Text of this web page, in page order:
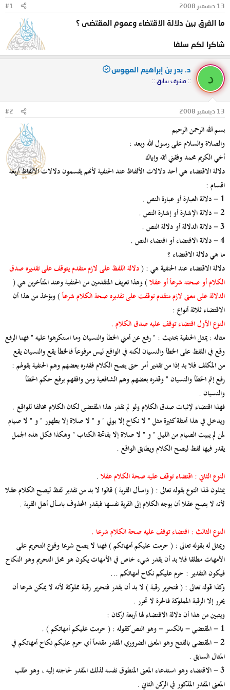
و
و
ء
13 ديسمبر 2008 #1
ما الفرق بين دلالة الاقتضاء وعموم المقتضى ؟
شاكرا لكم سلفا
د
د. بدر بن إبراهيم المهوس
:: مشرف سابق ::
13 ديسمبر 2008 #2
بسم الله الرحمن الرحيم
والصلاة والسلام على رسول الله وبعد :
أخي الكريم محمد وفقني الله وإياك
دلالة الاقتضاء هي أحد دلالات الألفاظ عند الحنفية لأنهم يقسمون دلالات الألفاظ أربعة
اقسام :
1 - دلالة العبارة أو عبارة النص .
2 - دلالة الإشارة أو إشارة النص .
3 - دلالة الدلالة أو دلالة النص .
4 - دلالة الاقتضاء أو اقتضاء النص .
ما هي دلالة الاقتضاء ؟
دلالة الاقتضاء عند الحنفية هي : (دلالة اللفظ على لازم متقدم يتوقف على تقديره صدق
الكلام أو صحته شرعاً أو عقلا) وهذا تعريف المتقدمين من الحنفية وعند المتأخرين هي (
الدلالة على معنى لازم متقدم توقفت على تقديره صحة الكلام شرعاً) ويؤخذ من هذا أن
الاقتضاء ثلاثة أنواع :
النوع الأول اقتضاء توقف عليه صدق الكلام .
مثاله : يمثل الحنفية بحديث : " رفع عن أمتي الخطأ والنسيان وما استكرهوا عليه " فهنا الرفع
وقع في اللفظ على الخطأ والنسيان لكنه في الواقع ليس مرفوعاً فالخطأ يقع والنسيان يقع
من المكلف فلا بد إذا من تقدير أمر حتى يصح الكلام فقدره بعضهم وهم الحنفية بقولهم :
رفع إثم الخطأ والنسيان " وقدره بعضهم وهم الشافعية ومن وافقهم برفع حكم الخطأ
والنسيان .
فهذا اقتضاء لإثبات صدق الكلام ولو لم نقدر هذا المقتضى لكان الكلام مخالفا للواقع .
ويدخل في هذا أمثلة كثيرة مثل " لا نكاح إلا بولي " و " لا صلاة إلا بطهور " و " لا صيام
لمن لم يبيت الصيام من الليل " و " لا صلاة إلا بفاتحة الكتاب " وهكذا فكل هذه الجمل
يقدر فيها لفظ ليصح الكلام ويطابق الواقع .
النوع الثاني : اقتضاء توقف عليه صحة الكلام عقلا.
يمثلون لهذا النوع بقوله تعالى : ( واسأل القرية ) قالوا لا بد من تقدير لفظ ليصح الكلام عقلا
لأنه لا يصح عقلا أن يوجه الكلام إلى القرية نفسها فيقدر المحذوف باسأل أهل القرية .
النوع الثالث : اقتضاء توقف عليه صحة الكلام شرعا .
ويمثل له بقوله تعالى : ( حرمت عليكم أمهاتكم ) فهنا لا يصح شرعا وقوع التحريم على
الأمهات مطلقا فلا بد أن يقدر شيء خاص في الأمهات يكون هو محل التحريم وهو النكاح
فيكون التقدير : حرم عليكم نكاح أمهاتكم ...
وكذا قوله تعالى : ( فتحرير رقبة ) لا بد أن يقدر فتحرير رقبة مملوكة لأنه لا يمكن شرعا أن
يحرر إلا الرقبة المملوكة فالحرة لا تحرر .
ويتبين من هذا أن دلالة الاقتضاء لها أربعة اركان :
1 - المقتضي - بالكسر - وهو النص كقوله : ( حرمت عليكم أمهاتكم ) .
2 - المقتضى بالفتح وهو المعنى الضروري المقدر مقدماً أي حرم عليكم نكاح أمهاتكم في
المثال السابق .
3 - الاقتضاء وهو استدعاء المعنى المنطوق نفسه لذلك المقدر لحاجته إليه ، وهو طلب
المعنى المقدر المذكور في الركن الثاني .